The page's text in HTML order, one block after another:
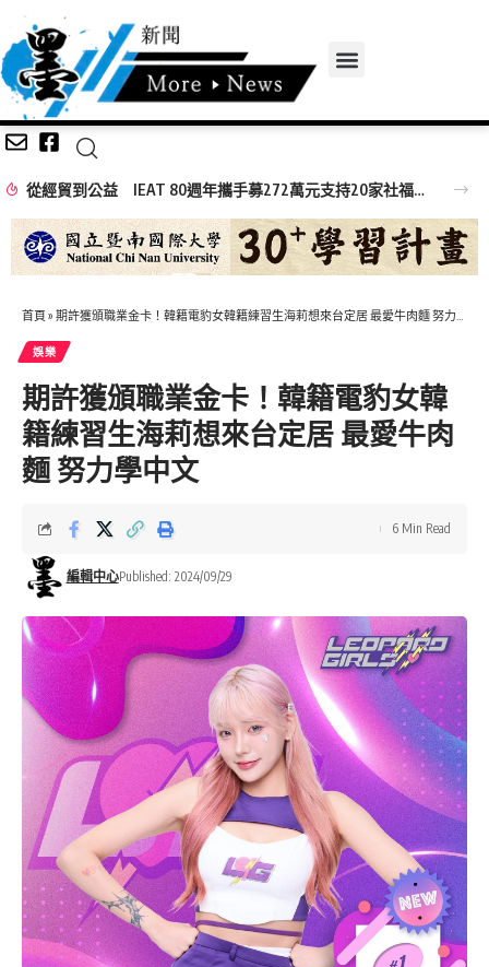
從經貿到公益 IEAT 80週年攜手募272萬元支持20家社福機構
首頁 » 期許獲頒職業金卡！韓籍電豹女韓籍練習生海莉想來台定居 最愛牛肉麵 努力學中文
娛樂
期許獲頒職業金卡！韓籍電豹女韓
籍練習生海莉想來台定居 最愛牛肉
麵 努力學中文
編輯中心Published: 2024/09/29
6 Min Read